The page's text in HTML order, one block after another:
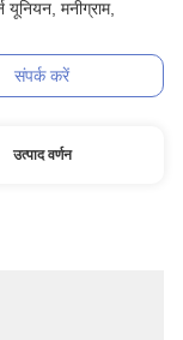
यूनियन, मनीग्राम,
संपर्क करें
उत्पाद वर्णन